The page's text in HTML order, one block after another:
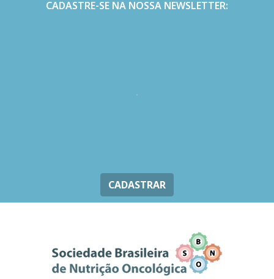
CADASTRE-SE NA NOSSA NEWSLETTER:
CADASTRAR